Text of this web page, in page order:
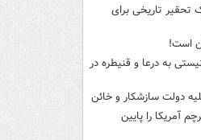
تحقیر تاریخی برای
است!
به درعا و قنیطره در
دولت سازشکار و خائن
آمریکا را پایین